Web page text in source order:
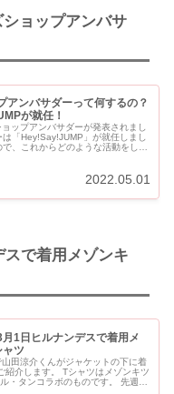
ョップアンバサ
アンバサダーって何するの？
が就任！
ップアンバサダーが発表されまし
2022.05.01
スで着用メゾンキ
月1日ヒルナンデスで着用メ
ャツ
田涼介くんがジャケットの下に着
Tシャツはメゾンキツ
タンコラボのものです。 先週の